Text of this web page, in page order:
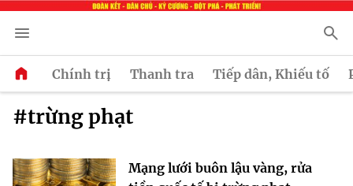
Chính trị Thanh tra Tiếp dân, Khiếu tố
#trừng phạt
Mạng lưới buôn lậu vàng, rửa